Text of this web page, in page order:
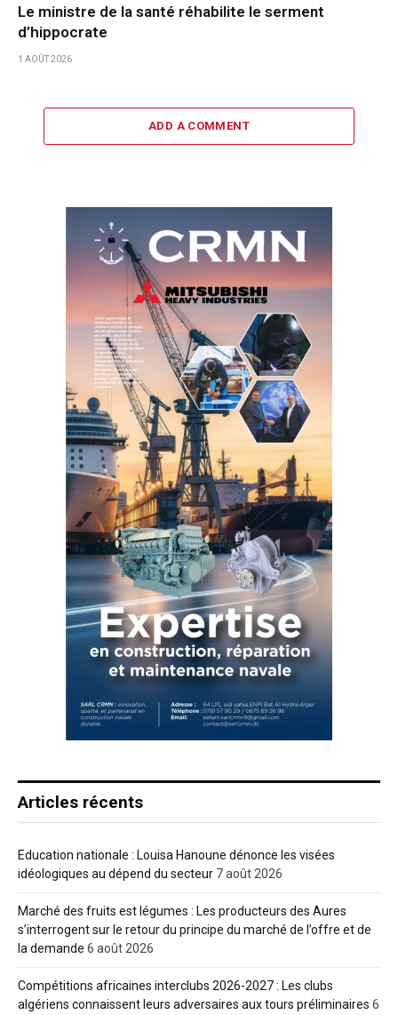
Le ministre de la santé réhabilite le serment
d’hippocrate
1 AOÛT 2026
ADD A COMMENT
Articles récents
Education nationale : Louisa Hanoune dénonce les visées
idéologiques au dépend du secteur 7 août 2026
Marché des fruits est légumes : Les producteurs des Aures
s’interrogent sur le retour du principe du marché de l’offre et de
la demande 6 août 2026
Compétitions africaines interclubs 2026-2027 : Les clubs
algériens connaissent leurs adversaires aux tours préliminaires 6